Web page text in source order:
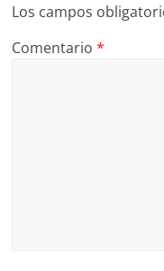
Los campos
Comentario*